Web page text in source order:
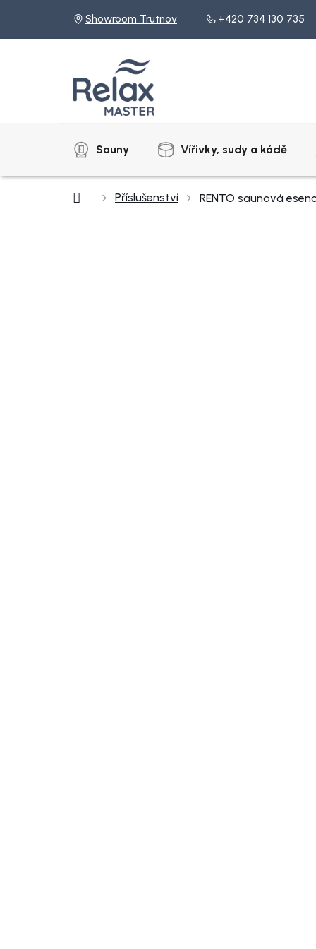
obsah
Showroom Trutnov +420 734 130 735
Sauny Vířivky, sudy a kádě
DomůPříslušenství RENTO saunová